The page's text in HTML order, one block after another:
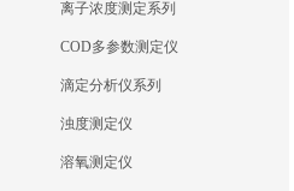
离子浓度测定系列
COD多参数测定仪
滴定分析仪系列
浊度测定仪
溶氧测定仪